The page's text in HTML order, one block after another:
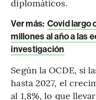
diplomáticos.
Ver más: Covid largo
millones al año a las
investigación
Según la OCDE, si
hasta 2027, el
al 1,8%, lo que